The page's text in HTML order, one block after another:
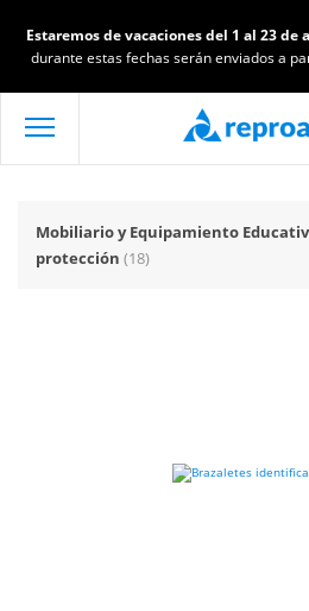
Estaremos de vacaciones del 1 al 23 de
durante estas fechas serán enviados a
Mobiliario y Equipamiento
protección (18)